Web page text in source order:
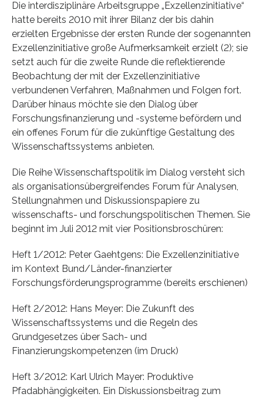
Die interdisziplinäre Arbeitsgruppe „Exzellenzinitiative“
hatte bereits 2010 mit ihrer Bilanz der bis dahin
erzielten Ergebnisse der ersten Runde der sogenannten
Exzellenzinitiative große Aufmerksamkeit erzielt (2); sie
setzt auch für die zweite Runde die reflektierende
Beobachtung der mit der Exzellenzinitiative
verbundenen Verfahren, Maßnahmen und Folgen fort.
Darüber hinaus möchte sie den Dialog über
Forschungsfinanzierung und -systeme befördern und
ein offenes Forum für die zukünftige Gestaltung des
Wissenschaftssystems anbieten.
Die Reihe Wissenschaftspolitik im Dialog versteht sich
als organisationsübergreifendes Forum für Analysen,
Stellungnahmen und Diskussionspapiere zu
wissenschafts- und forschungspolitischen Themen. Sie
beginnt im Juli 2012 mit vier Positionsbroschüren:
Heft 1/2012: Peter Gaehtgens: Die Exzellenzinitiative
im Kontext Bund/Länder-finanzierter
Forschungsförderungsprogramme (bereits erschienen)
Heft 2/2012: Hans Meyer: Die Zukunft des
Wissenschaftssystems und die Regeln des
Grundgesetzes über Sach- und
Finanzierungskompetenzen (im Druck)
Heft 3/2012: Karl Ulrich Mayer: Produktive
Pfadabhängigkeiten. Ein Diskussionsbeitrag zum